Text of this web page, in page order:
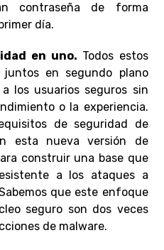
contraseña de forma
día.
en uno. Todos estos
en segundo plano
los usuarios seguros sin
o la experiencia.
de seguridad de
esta nueva versión de
construir una base que
a los ataques a
que este enfoque
seguro son dos veces
de malware.